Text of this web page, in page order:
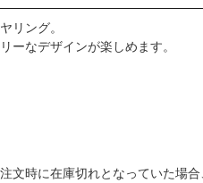
リング。
ーなデザインが楽しめます。
文時に在庫切れとなっていた場合